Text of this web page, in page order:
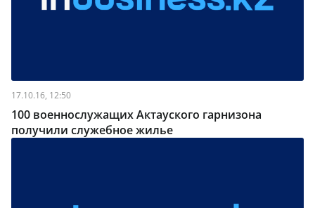
17.10.16, 12:50
100 военнослужащих Актауского гарнизона
получили служебное жилье